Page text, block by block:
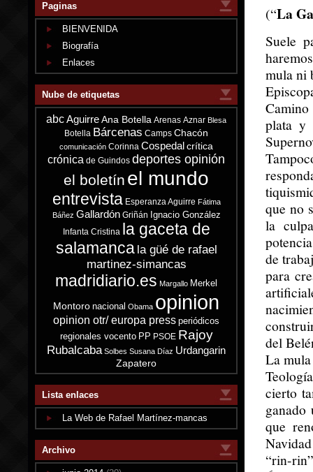
Paginas
BIENVENIDA
Biografía
Enlaces
Nube de etiquetas
abcAguirre Ana Botella Arenas Aznar Blesa
Botella Bárcenas Camps Chacón
comunicación Corinna Cospedal crítica
crónica de Guindos deportes opinión
el boletín el mundo
entrevista Esperanza Aguirre Fátima
Báñez Gallardón Griñán Ignacio González
Infanta Cristina la gaceta de
salamanca la güé de rafael
martinez-simancas
madridiario.es Margallo Merkel
Montoro nacional Obama opinion
opinion otr/ europa press periódicos
regionales vocento PP PSOE Rajoy
Rubalcaba Solbes Susana Díaz Urdangarin
Zapatero
Lista enlaces
La Web de Rafael Martínez-mancas
Archivo
(“La
Suele
mula ni
plata y
que no
la
de
para
del
La
cierto
ganado
que
“rin-